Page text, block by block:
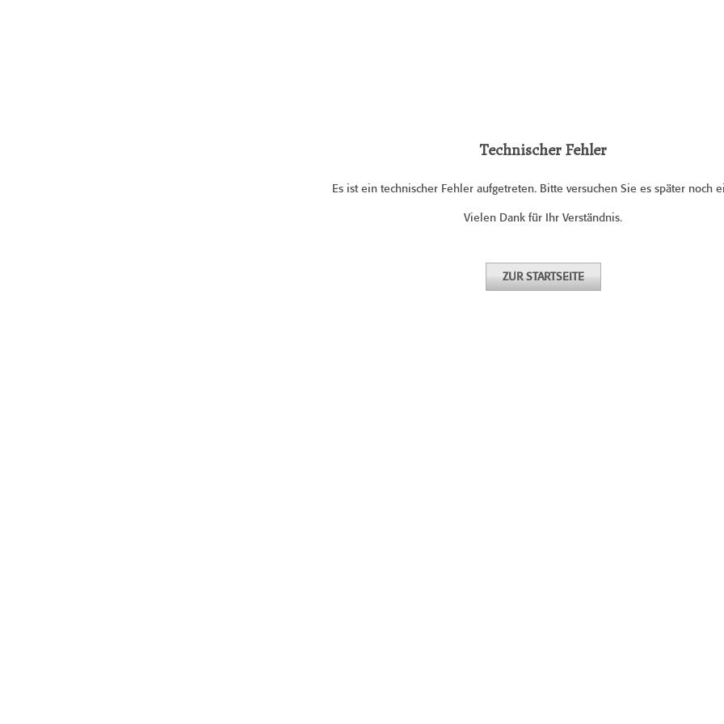
Technischer Fehler
Es ist ein technischer Fehler aufgetreten. Bitte versuchen Sie es später noch
Vielen Dank für Ihr Verständnis.
ZUR STARTSEITE